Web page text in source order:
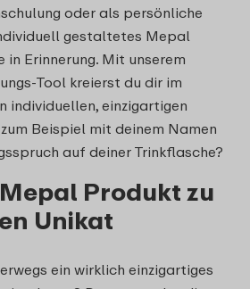
oder als persönliche
gestaltetes Mepal
Erinnerung. Mit unserem
Tool kreierst du dir im
individuellen, einzigartigen
Beispiel mit deinem Namen
auf deiner Trinkflasche?
Produkt zu
Unikat
ein wirklich einzigartiges